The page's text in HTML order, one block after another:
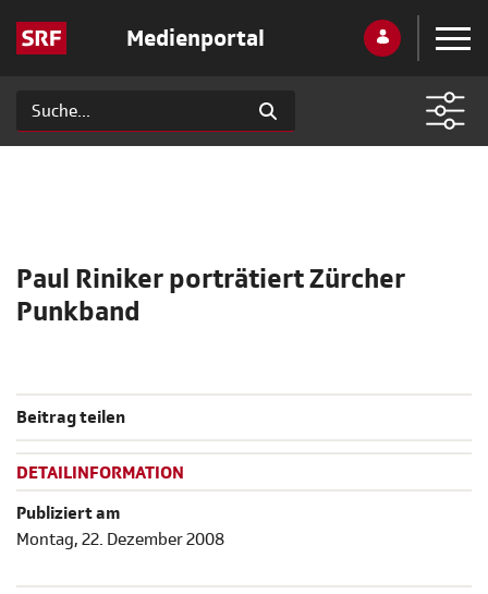
Medienportal
Paul Riniker porträtiert Zürcher
Punkband
Beitrag teilen
DETAILINFORMATION
Publiziert am
Montag, 22. Dezember 2008